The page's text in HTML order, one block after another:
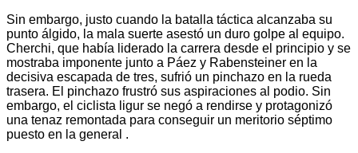
Sin embargo, justo cuando la batalla táctica alcanzaba su
punto álgido, la mala suerte asestó un duro golpe al equipo.
Cherchi, que había liderado la carrera desde el principio y se
mostraba imponente junto a Páez y Rabensteiner en la
decisiva escapada de tres, sufrió un pinchazo en la rueda
trasera. El pinchazo frustró sus aspiraciones al podio. Sin
embargo, el ciclista ligur se negó a rendirse y protagonizó
una tenaz remontada para conseguir un meritorio séptimo
puesto en la general .